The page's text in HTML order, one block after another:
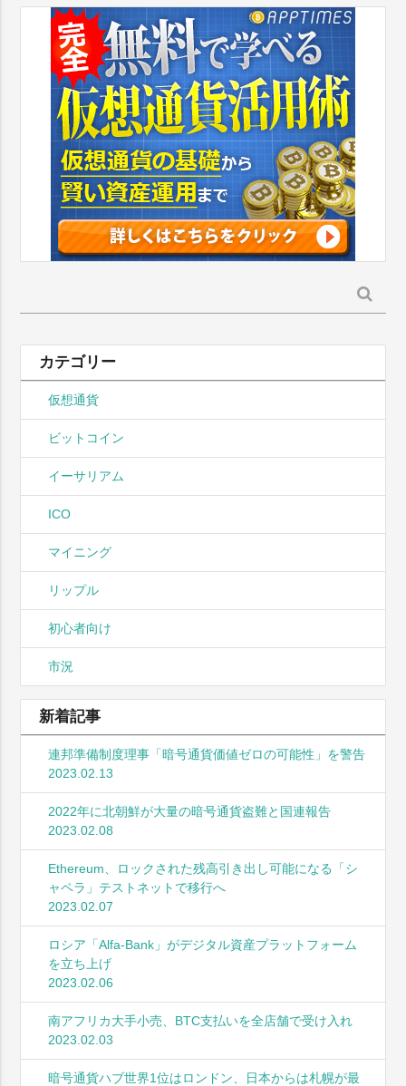
索:
カテゴリー
仮想通貨
ビットコイン
イーサリアム
ICO
マイニング
リップル
初心者向け
市況
新着記事
連邦準備制度理事「暗号通貨価値ゼロの可能性」を警告
2023.02.13
2022年に北朝鮮が大量の暗号通貨盗難と国連報告
2023.02.08
Ethereum、ロックされた残高引き出し可能になる「シ
ャペラ」テストネットで移行へ
2023.02.07
ロシア「Alfa-Bank」がデジタル資産プラットフォーム
を立ち上げ
2023.02.06
南アフリカ大手小売、BTC支払いを全店舗で受け入れ
2023.02.03
暗号通貨ハブ世界1位はロンドン、日本からは札幌が最